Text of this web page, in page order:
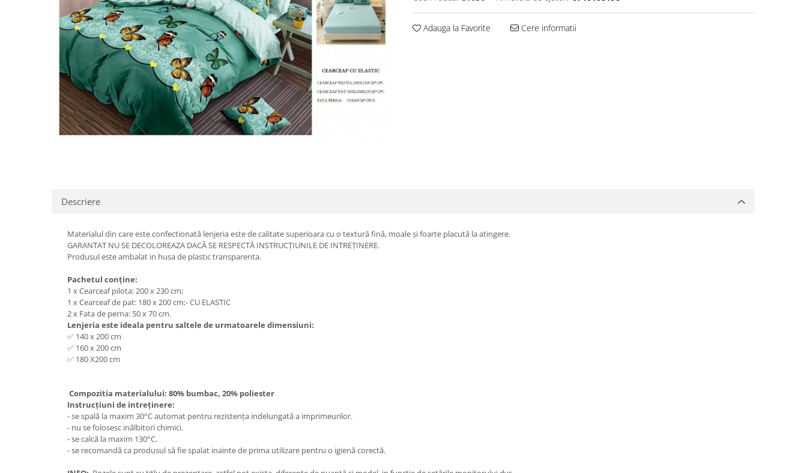
Adauga la Favorite Cere informatii
Descriere
Materialul din care este confectionată lenjeria este de calitate superioara cu o textură fină, moale și foarte placută la atingere.
GARANTAT NU SE DECOLOREAZA DACĂ SE RESPECTĂ INSTRUCȚIUNILE DE INTREȚINERE.
Produsul este ambalat in husa de plastic transparenta.
Pachetul conține:
1 x Cearceaf pilota: 200 x 230 cm;
1 x Cearceaf de pat: 180 x 200 cm;- CU ELASTIC
2 x Fata de perna: 50 x 70 cm.
Lenjeria este ideala pentru saltele de urmatoarele dimensiuni:
✅ 140 x 200 cm
✅ 160 x 200 cm
✅ 180 X200 cm
Compozitia materialului: 80% bumbac, 20% poliester
Instrucțiuni de intreținere:
- se spală la maxim 30°C automat pentru rezistența indelungată a imprimeurilor.
- nu se folosesc inălbitori chimici.
- se calcă la maxim 130°C.
- se recomandă ca produsul să fie spalat inainte de prima utilizare pentru o igienă corectă.